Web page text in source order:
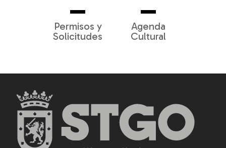
Permisos y
Solicitudes
Agenda
Cultural